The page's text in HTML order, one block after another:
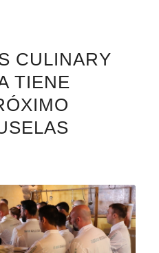
CULINARY
TIENE